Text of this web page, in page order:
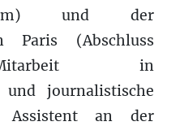
und der
Paris (Abschluss
in
und journalistische
Assistent an der